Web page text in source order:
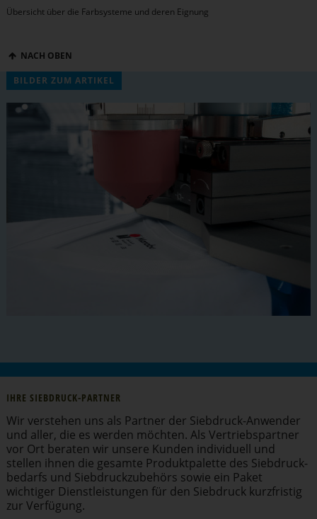
Übersicht über die Farbsysteme und deren Eignung
NACH OBEN
BILDER ZUM ARTIKEL
IHRE SIEBDRUCK-PARTNER
Wir verstehen uns als Partner der Siebdruck-Anwender
und aller, die es werden möchten. Als Vertriebs­partner
vor Ort beraten wir unsere Kunden individuell und
stellen ihnen die gesamte Produkt­pa­lette des Siebdruck­
be­darfs und Siebdruck­zu­behörs sowie ein Paket
wichtiger Dienst­leis­tungen für den Siebdruck kurzfristig
zur Verfügung.